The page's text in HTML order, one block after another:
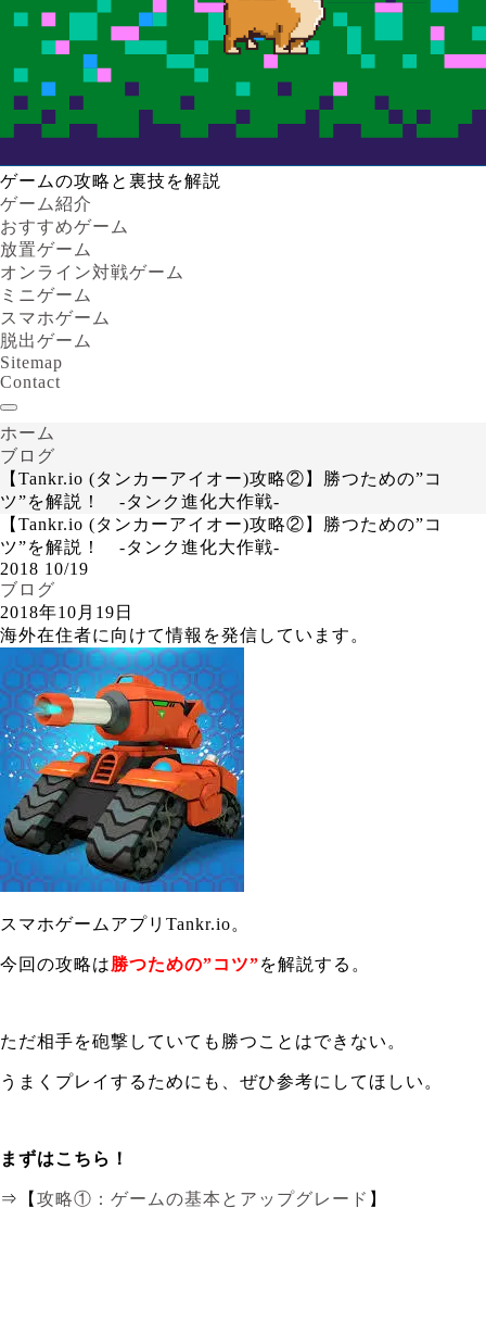
ゲームの攻略と裏技を解説
ゲーム紹介
おすすめゲーム
放置ゲーム
オンライン対戦ゲーム
ミニゲーム
スマホゲーム
脱出ゲーム
Sitemap
Contact
ホーム
ブログ
【Tankr.io (タンカーアイオー)攻略②】勝つための”コ
ツ”を解説！ -タンク進化大作戦-
【Tankr.io (タンカーアイオー)攻略②】勝つための”コ
ツ”を解説！ -タンク進化大作戦-
2018 10/19
ブログ
2018年10月19日
海外在住者に向けて情報を発信しています。
スマホゲームアプリTankr.io。
今回の攻略は勝つための”コツ”を解説する。
ただ相手を砲撃していても勝つことはできない。
うまくプレイするためにも、ぜひ参考にしてほしい。
まずはこちら！
⇒【 攻略①：ゲームの基本とアップグレード 】